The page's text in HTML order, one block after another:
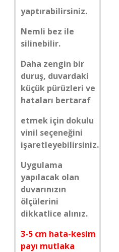
yaptırabilirsiniz.
Nemli bez ile
silinebilir.
Daha zengin bir
duruş, duvardaki
küçük pürüzleri ve
hataları bertaraf
etmek için dokulu
vinil seçeneğini
işaretleyebilirsiniz.
Uygulama
yapılacak olan
duvarınızın
ölçülerini
dikkatlice alınız.
3-5 cm hata-kesim
payı mutlaka